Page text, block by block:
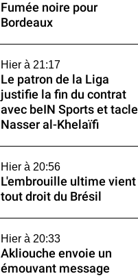
Fumée noire pour
Bordeaux
Hier à 21:17
Le patron de la Liga
justifie la fin du contrat
avec beIN Sports et tacle
Nasser al-Khelaïfi
Hier à 20:56
L'embrouille ultime vient
tout droit du Brésil
Hier à 20:33
Akliouche envoie un
émouvant message